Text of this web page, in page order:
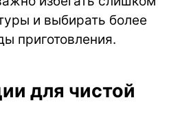
и выбирать более
приготовления.
для чистой